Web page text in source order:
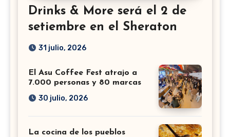
Drinks & More será el 2 de
setiembre en el Sheraton
31 julio, 2026
El Asu Coffee Fest atrajo a
7.000 personas y 80 marcas
30 julio, 2026
La cocina de los pueblos